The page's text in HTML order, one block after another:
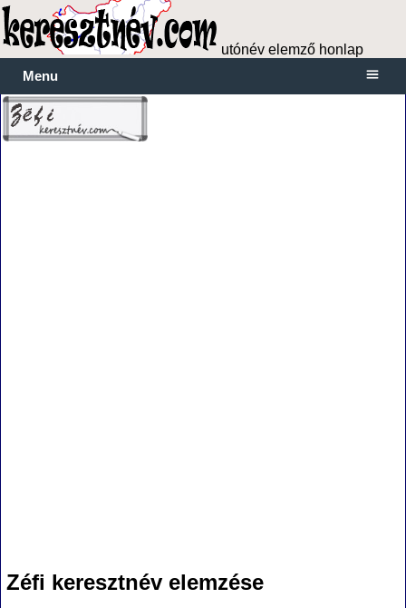
utónév elemző honlap
Menu
Zéfi keresztnév elemzése